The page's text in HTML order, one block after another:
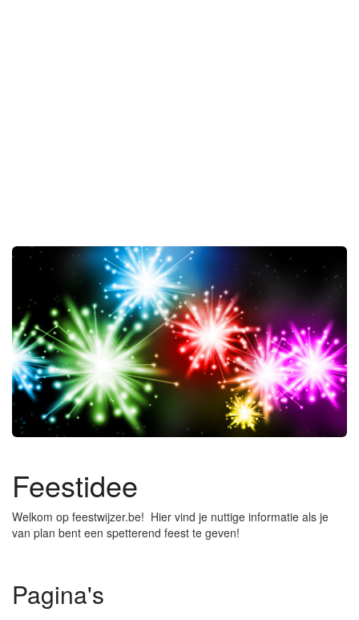
Feestidee
Welkom op feestwijzer.be! Hier vind je nuttige informatie als je
van plan bent een spetterend feest te geven!
Pagina's